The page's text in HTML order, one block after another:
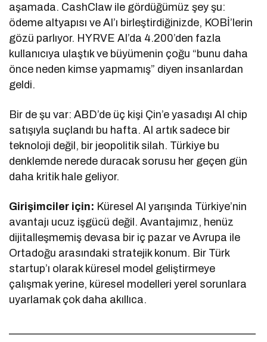
aşamada. CashClaw ile gördüğümüz şey şu:
ödeme altyapısı ve AI’ı birleştirdiğinizde, KOBİ’lerin
gözü parlıyor. HYRVE AI’da 4.200’den fazla
kullanıcıya ulaştık ve büyümenin çoğu “bunu daha
önce neden kimse yapmamış” diyen insanlardan
geldi.
Bir de şu var: ABD’de üç kişi Çin’e yasadışı AI chip
satışıyla suçlandı bu hafta. AI artık sadece bir
teknoloji değil, bir jeopolitik silah. Türkiye bu
denklemde nerede duracak sorusu her geçen gün
daha kritik hale geliyor.
Girişimciler için: Küresel AI yarışında Türkiye’nin
avantajı ucuz işgücü değil. Avantajımız, henüz
dijitalleşmemiş devasa bir iç pazar ve Avrupa ile
Ortadoğu arasındaki stratejik konum. Bir Türk
startup’ı olarak küresel model geliştirmeye
çalışmak yerine, küresel modelleri yerel sorunlara
uyarlamak çok daha akıllıca.